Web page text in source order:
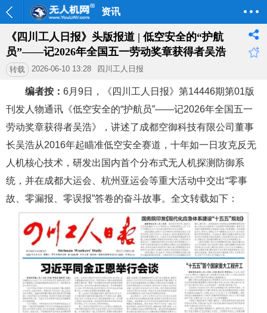
资讯
《四川工人日报》头版报道 | 低空安全的“护航
员”——记2026年全国五一劳动奖章获得者吴浩
转载 2026-06-10 13:28 四川工人日报
编者按： 6月9日，《四川工人日报》第14446期第01版
刊发人物通讯《低空安全的“护航员”——记2026年全国五一
劳动奖章获得者吴浩》，讲述了成都空御科技有限公司董事
长吴浩从2016年起瞄准低空安全赛道，十年如一日攻克反无
人机核心技术，研发出国内首个分布式无人机探测防御系
统，并在成都大运会、杭州亚运会等重大活动中交出“零事
故、零漏报、零误报”答卷的奋斗故事。全文转载如下：